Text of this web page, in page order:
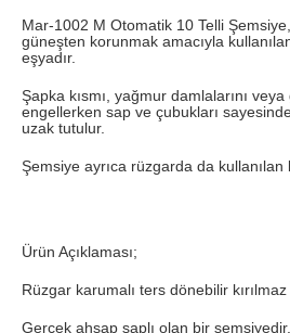
Mar-1002 M Otomatik 10 Telli
güneşten korunmak amacıyla
eşyadır.
Şapka kısmı, yağmur damlalarını veya
engellerken sap ve çubukları sayesinde
uzak tutulur.
Şemsiye ayrıca rüzgarda da kullanılan
Ürün Açıklaması;
Rüzgar karumalı ters dönebilir
Gerçek ahşap saplı olan bir şemsiyedir.